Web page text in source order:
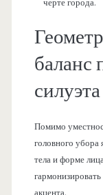
черте города.
баланс
силуэта
Помимо
головного убора
тела и форме
акцента.